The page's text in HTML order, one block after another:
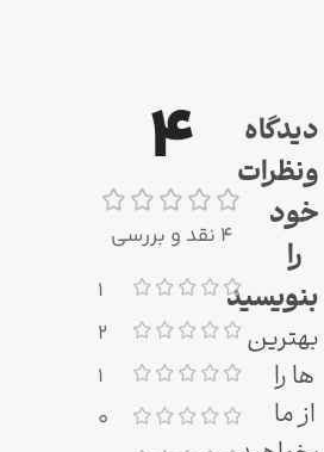
دیدگاه
ونظرات
خود
را
بنویسید
بهترین
ها را
از ما
4
4 نقد و بررسی
1
2
1
0